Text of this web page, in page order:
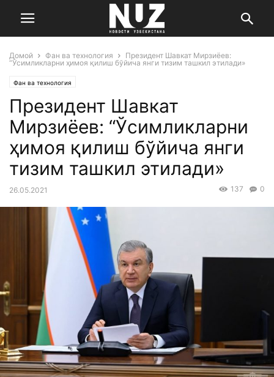
Домой Фан ва технология
Президент Шавкат Мирзиёев:
“Ўсимликларни ҳимоя қилиш бўйича янги тизим ташкил этилади»
Фан ва технология
Президент Шавкат
Мирзиёев: “Ўсимликларни
ҳимоя қилиш бўйича янги
тизим ташкил этилади»
26.05.2021 0
137